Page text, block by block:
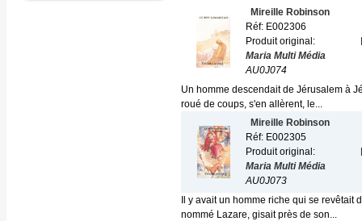
Mireille Robinson
Réf: E002306
Produit original:
Maria Multi Média
AU0J074
Un homme descendait de Jérusalem à
roué de coups, s'en allèrent, le...
Mireille Robinson
Réf: E002305
Produit original:
Maria Multi Média
AU0J073
Il y avait un homme riche qui se
nommé Lazare, gisait près de son...